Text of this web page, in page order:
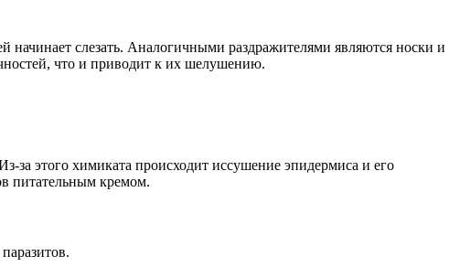
слезать. Аналогичными раздражителями являются носки и
что и приводит к их шелушению.
за этого химиката происходит иссушение эпидермиса и его
питательным кремом.